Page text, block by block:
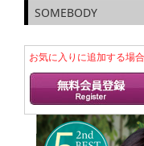
SOMEBODY
お気に入りに追加する場